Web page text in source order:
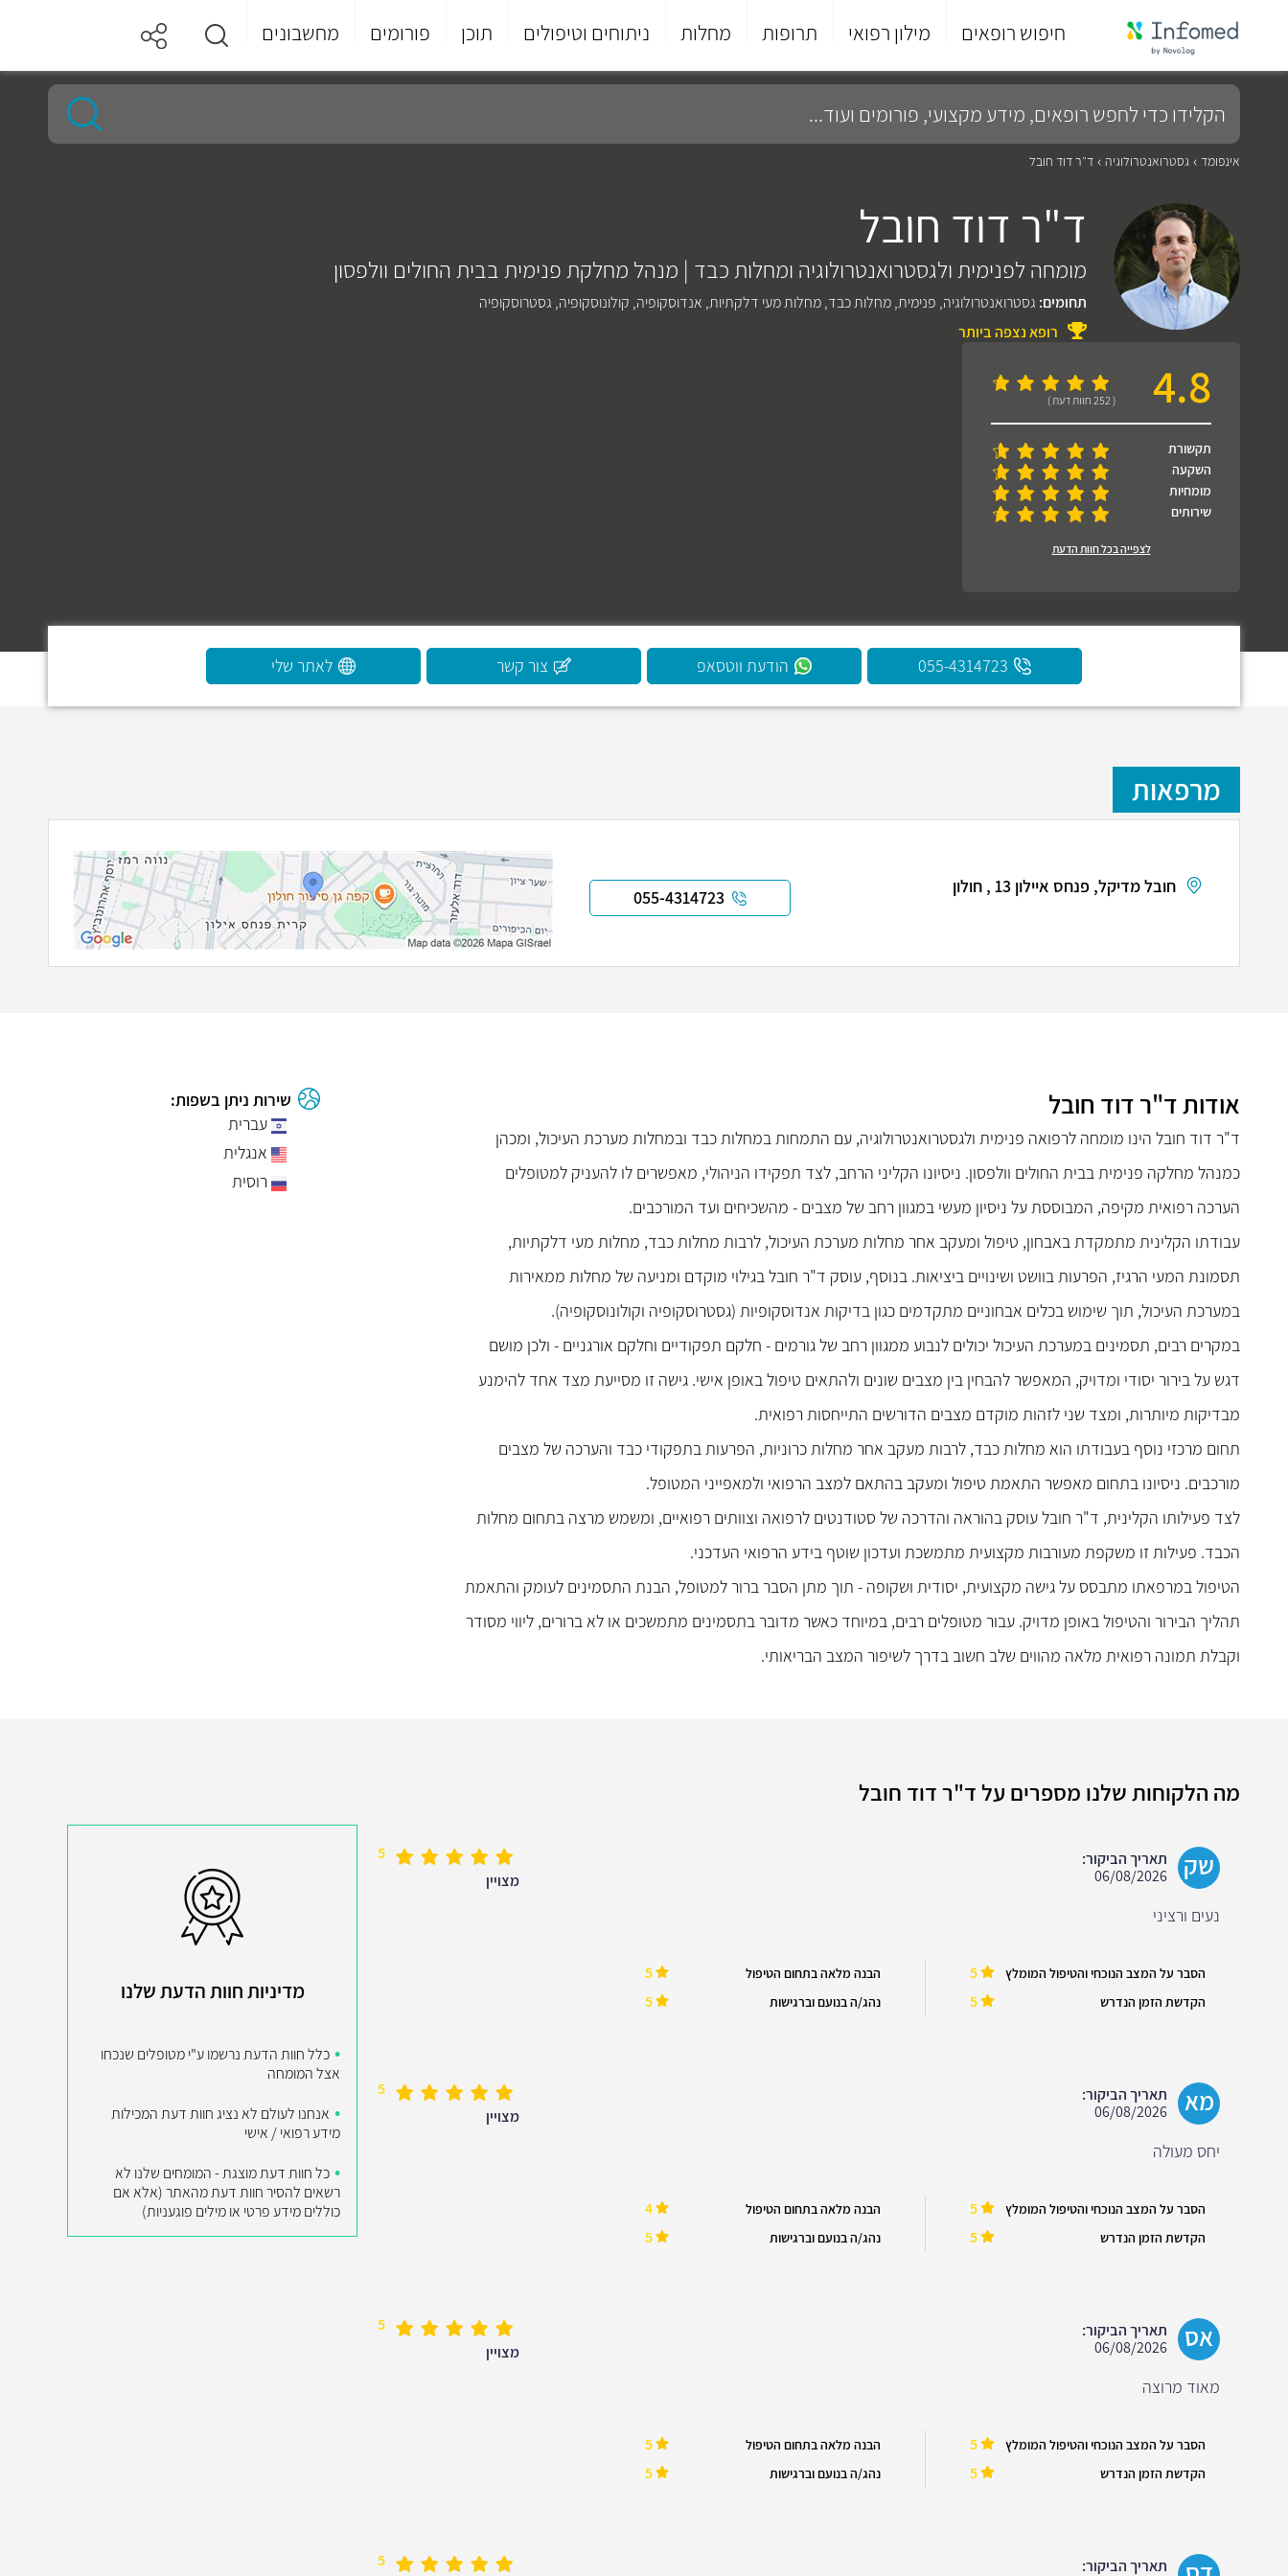
חיפוש רופאים מילון רפואי תרופות מחלות ניתוחים וטיפולים תוכן פורומים מחשבונים
סוף
התפריט
הקלידו
כדי
לחפש
רופאים,
מידע
ועוד...
אינפומד גסטרואנטרולוגיה ד"ר דוד חובל
ד"ר דוד חובל
מומחה לפנימית ולגסטרואנטרולוגיה ומחלות כבד | מנהל מחלקת פנימית בבית החולים וולפסון
תחומים: גסטרואנטרולוגיה, פנימית,מחלות כבד,מחלות מעי דלקתיות, אנדוסקופיה, קולונוסקופיה, גסטרוסקופיה
רופא נצפה ביותר
4.8 ( 252 חוות דעת )
תקשורת
השקעה
מומחיות
שירותים
לצפייה בכל חוות הדעת
055-4314723 הודעת ווטסאפ צור קשר לאתר שלי
מרפאות
חובל מדיקל, פנחס איילון 13 , חולון
055-4314723
אודות ד"ר דוד חובל
ד"ר דוד חובל הינו מומחה לרפואה פנימית ולגסטרואנטרולוגיה, עם התמחות במחלות כבד ובמחלות מערכת העיכול, ומכהן
כמנהל מחלקה פנימית בבית החולים וולפסון. ניסיונו הקליני הרחב, לצד תפקידו הניהולי, מאפשרים לו להעניק למטופלים
הערכה רפואית מקיפה, המבוססת על ניסיון מעשי במגוון רחב של מצבים - מהשכיחים ועד המורכבים.
עבודתו הקלינית מתמקדת באבחון, טיפול ומעקב אחר מחלות מערכת העיכול, לרבות מחלות כבד, מחלות מעי דלקתיות,
תסמונת המעי הרגיז, הפרעות בוושט ושינויים ביציאות. בנוסף, עוסק ד"ר חובל בגילוי מוקדם ומניעה של מחלות ממאירות
במערכת העיכול, תוך שימוש בכלים אבחוניים מתקדמים כגון בדיקות אנדוסקופיות (גסטרוסקופיה וקולונוסקופיה).
במקרים רבים, תסמינים במערכת העיכול יכולים לנבוע ממגוון רחב של גורמים - חלקם תפקודיים וחלקם אורגניים - ולכן מושם
דגש על בירור יסודי ומדויק, המאפשר להבחין בין מצבים שונים ולהתאים טיפול באופן אישי. גישה זו מסייעת מצד אחד להימנע
מבדיקות מיותרות, ומצד שני לזהות מוקדם מצבים הדורשים התייחסות רפואית.
תחום מרכזי נוסף בעבודתו הוא מחלות כבד, לרבות מעקב אחר מחלות כרוניות, הפרעות בתפקודי כבד והערכה של מצבים
מורכבים. ניסיונו בתחום מאפשר התאמת טיפול ומעקב בהתאם למצב הרפואי ולמאפייני המטופל.
לצד פעילותו הקלינית, ד"ר חובל עוסק בהוראה והדרכה של סטודנטים לרפואה וצוותים רפואיים, ומשמש מרצה בתחום מחלות
הכבד. פעילות זו משקפת מעורבות מקצועית מתמשכת ועדכון שוטף בידע הרפואי העדכני.
הטיפול במרפאתו מתבסס על גישה מקצועית, יסודית ושקופה - תוך מתן הסבר ברור למטופל, הבנת התסמינים לעומק והתאמת
תהליך הבירור והטיפול באופן מדויק. עבור מטופלים רבים, במיוחד כאשר מדובר בתסמינים מתמשכים או לא ברורים, ליווי מסודר
וקבלת תמונה רפואית מלאה מהווים שלב חשוב בדרך לשיפור המצב הבריאותי.
שירות ניתן בשפות:
עברית
אנגלית
רוסית
מה הלקוחות שלנו מספרים על ד"ר דוד חובל
שק
תאריך הביקור:
06/08/2026
5
מצויין
נעים ורציני
הסבר על המצב הנוכחי והטיפול המומלץ 5
הקדשת הזמן הנדרש 5
הבנה מלאה בתחום הטיפול 5
נהג/ה בנועם וברגישות 5
מא
תאריך הביקור:
06/08/2026
5
מצויין
יחס מעולה
הסבר על המצב הנוכחי והטיפול המומלץ 5
הקדשת הזמן הנדרש 5
הבנה מלאה בתחום הטיפול 4
נהג/ה בנועם וברגישות 5
אס
תאריך הביקור:
06/08/2026
5
מצויין
‏מאוד מרוצה
הסבר על המצב הנוכחי והטיפול המומלץ 5
הקדשת הזמן הנדרש 5
הבנה מלאה בתחום הטיפול 5
נהג/ה בנועם וברגישות 5
תאריך הביקור:
5
מדיניות חוות הדעת שלנו
כלל חוות הדעת נרשמו ע"י מטופלים שנכחו
אצל המומחה
אנחנו לעולם לא נציג חוות דעת המכילות
מידע רפואי / אישי
כל חוות דעת מוצגת - המומחים שלנו לא
רשאים להסיר חוות דעת מהאתר (אלא אם
כוללים מידע פרטי או מילים פוגעניות)